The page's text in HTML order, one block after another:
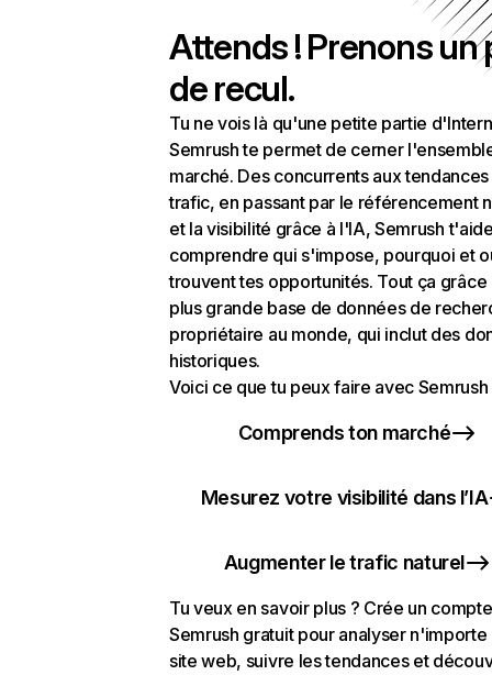
Attends ! Prenons un
de recul.
Tu ne vois là qu'une petite partie
Semrush te permet de cerner
marché. Des concurrents aux
trafic, en passant par le référencement
et la visibilité grâce à l'IA, Semrush
comprendre qui s'impose, pourquoi et
trouvent tes opportunités. Tout ça grâce
plus grande base de données de
propriétaire au monde, qui inclut des
historiques.
Voici ce que tu peux faire avec Semrush
Comprends ton marché
Mesurez votre visibilité dans l’IA
Augmenter le trafic naturel
Tu veux en savoir plus ? Crée un compte
Semrush gratuit pour analyser n'importe
site web, suivre les tendances et